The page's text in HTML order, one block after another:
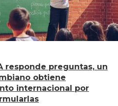
responde preguntas, un
obtiene
internacional por